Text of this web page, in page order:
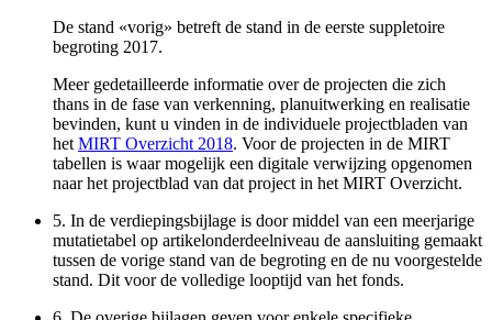
De stand «vorig» betreft de stand in de eerste suppletoire
begroting 2017.
Meer gedetailleerde informatie over de projecten die zich
thans in de fase van verkenning, planuitwerking en realisatie
bevinden, kunt u vinden in de individuele projectbladen van
het MIRT Overzicht 2018. Voor de projecten in de MIRT
tabellen is waar mogelijk een digitale verwijzing opgenomen
naar het projectblad van dat project in het MIRT Overzicht.
5. In de verdiepingsbijlage is door middel van een meerjarige
mutatietabel op artikelonderdeelniveau de aansluiting gemaakt
tussen de vorige stand van de begroting en de nu voorgestelde
stand. Dit voor de volledige looptijd van het fonds.